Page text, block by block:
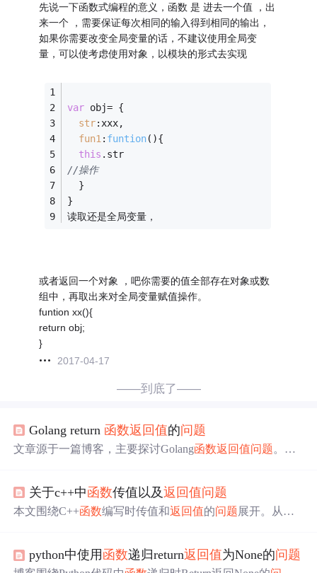
先说一下函数式编程的意义，函数 是 进去一个值 ，出
来一个 ，需要保证每次相同的输入得到相同的输出，
如果你需要改变全局变量的话，不建议使用全局变
量，可以使考虑使用对象，以模块的形式去实现
var obj= {
str:xxx,
fun1 : funtion( ){
this .str
//操作
  }
}
读取还是全局变量，
或者返回一个对象 ，吧你需要的值全部存在对象或数
组中，再取出来对全局变量赋值操作。
funtion xx(){
return obj;
}
2017-04-17
——到底了——
Golang return 函数返回值的问题
文章源于一篇博客，主要探讨Golang函数返回值问题。当r
并提及文章中的例子。
关于c++中函数传值以及返回值问题
本文围绕C++函数编写时传值和返回值的问题展开。从效
贝、值引用、const值引用）的不同情况及影响，帮助开发
者理清调用函数时的思路。
python中使用 函数递归return返回值为None的问题